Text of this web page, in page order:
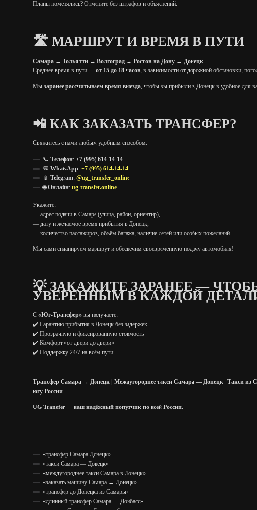
Планы поменялись? Отмените без штрафов и объяснений.
🛣️ МАРШРУТ И ВРЕМЯ В ПУТИ
Самара → Тольятти → Волгоград → Ростов-на-Дону → Донецк
Среднее время в пути —от 15 до 18 часов , в зависимости от дорожной обстановки,
Мызаранее рассчитываем время выезда, чтобы вы прибыли в Донецк в удобное для
📲 КАК ЗАКАЗАТЬ ТРАНСФЕР?
Свяжитесь с нами любым удобным способом:
📞Телефон:+7 (995) 614-14-14
💬WhatsApp:+7 (995) 614-14-14
📱Telegram:@ug_transfer_online
🌐Онлайн:ug-transfer.online
Укажите:
— адрес подачи в Самаре (улица, район, ориентир),
— дату и желаемое время прибытия в Донецк,
— количество пассажиров, объём багажа, наличие детей или особых пожеланий.
Мы сами спланируем маршрут и обеспечим своевременную подачу автомобиля!
💡 ЗАКАЖИТЕ ЗАРАНЕЕ —
УВЕРЕННЫМ В КАЖДОЙ
С«Юг-Трансфер» вы получаете:
✔️ Гарантию прибытия в Донецк без задержек
✔️ Прозрачную и фиксированную стоимость
✔️ Комфорт «от двери до двери»
✔️ Поддержку 24/7 на всём пути
Трансфер Самара → Донецк | Междугороднее такси Самара — Донецк | Такси из
югу России
UG Transfer — ваш надёжный попутчик по всей России.
«трансфер Самара Донецк»
«такси Самара — Донецк»
«междугороднее такси Самара в Донецк»
«заказать машину Самара → Донецк»
«трансфер до Донецка из Самары»
«длинный трансфер Самара — Донбасс»